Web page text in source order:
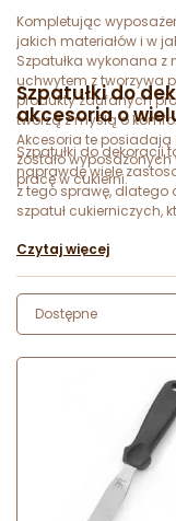
Kompletując
jakich materiałów i w
Szpatułka wykonana
uchwytem z tworzywa
produkty zaufanych
tworzą z myślą o
Akcesoria te posiadają
zostało
pracę w cukierni.
Szpatułki do
akcesoria o
Szpatułki do dekoracji
naprawdę wiele
z tego sprawę,
szpatuł cukierniczych,
wygładzania kremu
dostępnych w ofercie
takie jak ostrze
Cukieteri stawiamy na
Czytaj więcej
Dostępne